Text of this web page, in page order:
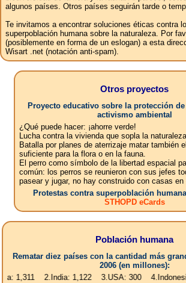
algunos países. Otros países seguirán tarde o
Te invitamos a encontrar soluciones éticas contra
superpoblación humana sobre la naturaleza. Por
(posiblemente en forma de un eslogan) a esta
Wisart .net (notación anti-spam).
Otros proyectos
Proyecto educativo sobre la protección de
activismo ambiental
¿Qué puede hacer: ¡ahorre verde!
Lucha contra la vivienda que sopla la
Batalla por planes de aterrizaje matar también
suficiente para la flora o en la fauna.
El perro como símbolo de la libertad espacial
común: los perros se reunieron con sus jefes
pasear y jugar, no hay construido con casas en
Protestas contra superpoblación
STHOPD eCards
Población humana
Rematar diez países con la cantidad más
2006 (en millones):
2.India: 1,122 3.USA: 300 4.Indonesia: 225